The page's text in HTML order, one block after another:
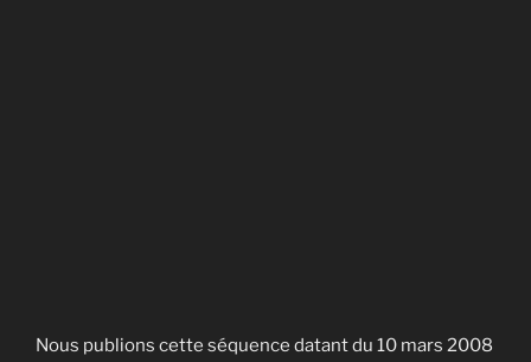
Nous publions cette séquence datant du 10 mars 2008